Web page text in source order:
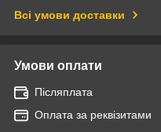
Всі умови доставки
Умови оплати
Післяплата
Оплата за реквізитами